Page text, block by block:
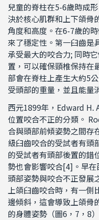
兒童的脊柱在5-6歲時成
決於核心肌群和上下頜骨
角度和高度。在6-7歲的
來了穩定性。第一臼齒是
承受最大的咬合力; 同時
置，可以確保頸椎保持在
部會在脊柱上產生大約5
受頭部的重量，並且能量
西元1899年，Edward H.
位置咬合不正的分類。
合與頭部前傾姿勢之間
級臼齒咬合的受試者有頭
的受試者有頭部後置的
勢也會影響咬合[4]。早
頭部姿勢與咬合不正發展
上頜臼齒咬合時，有一側
邊傾斜，這會導致上頜骨
的身體姿勢（圖6，7，8